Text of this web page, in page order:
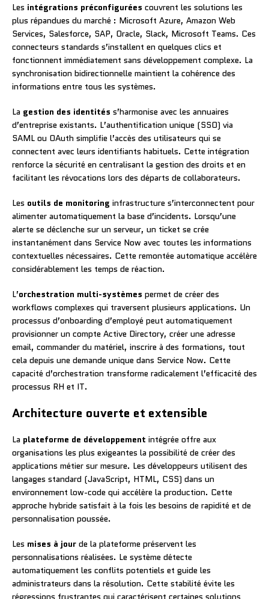
Les intégrations préconfigurées couvrent les solutions les
plus répandues du marché : Microsoft Azure, Amazon Web
Services, Salesforce, SAP, Oracle, Slack, Microsoft Teams. Ces
connecteurs standards s’installent en quelques clics et
fonctionnent immédiatement sans développement complexe. La
synchronisation bidirectionnelle maintient la cohérence des
informations entre tous les systèmes.
La gestion des identités s’harmonise avec les annuaires
d’entreprise existants. L’authentification unique (SSO) via
SAML ou OAuth simplifie l’accès des utilisateurs qui se
connectent avec leurs identifiants habituels. Cette intégration
renforce la sécurité en centralisant la gestion des droits et en
facilitant les révocations lors des départs de collaborateurs.
Les outils de monitoring infrastructure s’interconnectent pour
alimenter automatiquement la base d’incidents. Lorsqu’une
alerte se déclenche sur un serveur, un ticket se crée
instantanément dans Service Now avec toutes les informations
contextuelles nécessaires. Cette remontée automatique accélère
considérablement les temps de réaction.
L’orchestration multi-systèmes permet de créer des
workflows complexes qui traversent plusieurs applications. Un
processus d’onboarding d’employé peut automatiquement
provisionner un compte Active Directory, créer une adresse
email, commander du matériel, inscrire à des formations, tout
cela depuis une demande unique dans Service Now. Cette
capacité d’orchestration transforme radicalement l’efficacité des
processus RH et IT.
Architecture ouverte et extensible
La plateforme de développement intégrée offre aux
organisations les plus exigeantes la possibilité de créer des
applications métier sur mesure. Les développeurs utilisent des
langages standard (JavaScript, HTML, CSS) dans un
environnement low-code qui accélère la production. Cette
approche hybride satisfait à la fois les besoins de rapidité et de
personnalisation poussée.
Les mises à jour de la plateforme préservent les
personnalisations réalisées. Le système détecte
automatiquement les conflits potentiels et guide les
administrateurs dans la résolution. Cette stabilité évite les
régressions frustrantes qui caractérisent certaines solutions